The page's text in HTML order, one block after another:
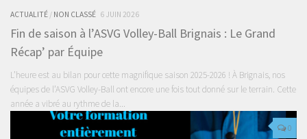
ACTUALITÉ / NON CLASSÉ 6 JUIN 2026
Fin de saison à l’ASVG Volley-Ball Brignais : Le Grand
Récap’ par Équipe
L’heure est au bilan pour cette magnifique saison 2025-2026 ! À Brignais, nos
équipes de l’ASVG Volley-Ball ont encore une fois tout donné sur le terrain. Cette
année a vibré au rythme de la...
0